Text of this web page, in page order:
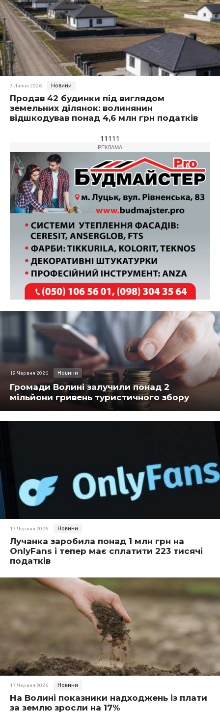
3 Липня 2026 Новини
Продав 42 будинки під виглядом
земельних ділянок: волинянин
відшкодував понад 4,6 млн грн податків
11111
РЕКЛАМА
19 Червня 2026 Новини
Громади Волині залучили понад 2
мільйони гривень туристичного збору
17 Червня 2026 Новини
Лучанка заробила понад 1 млн грн на
OnlyFans і тепер має сплатити 223 тисячі
податків
17 Червня 2026 Новини
На Волині показники надходжень із плати
за землю зросли на 17%